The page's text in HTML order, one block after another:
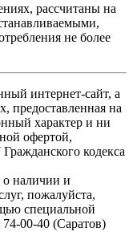
рассчитаны на
не более
интернет-сайт, а
предоставленная на
характер и ни
офертой,
кодекса
наличии и
пожалуйста,
специальной
00-40 (Саратов)